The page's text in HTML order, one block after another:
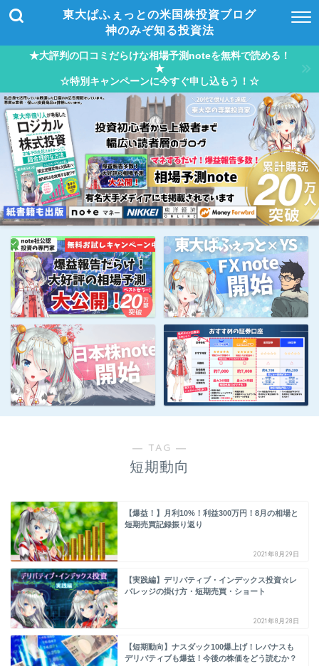
東大ぱふぇっとの米国株投資ブログ
神のみぞ知る投資法
★大評判の口コミだらけな相場予測noteを無料で読める！
★
☆特別キャンペーンに今すぐ申し込もう！☆
― TAG ―
短期動向
【爆益！】月利10%！利益300万円！8月の相場と
短期売買記録振り返り
2021年8月29日
【実践編】デリバティブ・インデックス投資☆レ
バレッジの掛け方・短期売買・ショート
2021年8月28日
【短期動向】ナスダック100爆上げ！レバナスも
デリバティブも爆益！今後の株価をどう読むか？